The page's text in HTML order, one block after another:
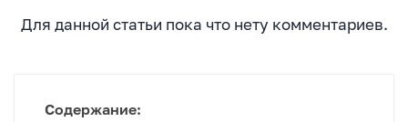
Для данной статьи пока что нету комментариев.
Содержание: